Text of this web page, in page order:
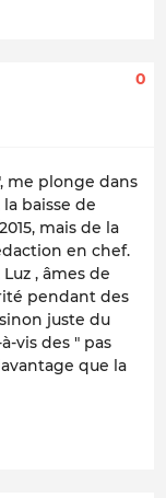
0
me plonge dans
baisse de
mais de la
en chef.
, âmes de
pendant des
juste du
vis des " pas
que la